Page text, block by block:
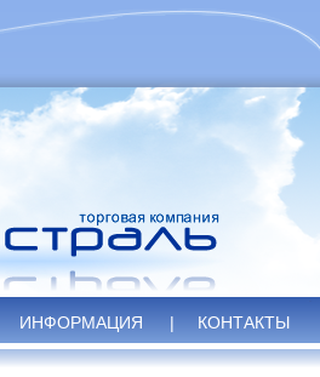
ИНФОРМАЦИЯ | КОНТАКТЫ